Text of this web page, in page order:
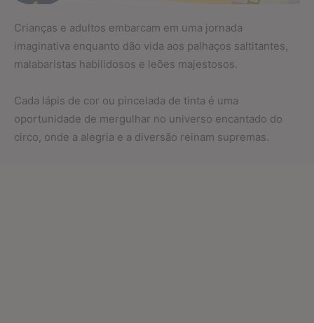
Crianças e adultos embarcam em uma jornada
imaginativa enquanto dão vida aos palhaços saltitantes,
malabaristas habilidosos e leões majestosos.
Cada lápis de cor ou pincelada de tinta é uma
oportunidade de mergulhar no universo encantado do
circo, onde a alegria e a diversão reinam supremas.